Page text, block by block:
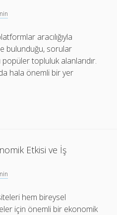
aracılığıyla
bulunduğu, sorular
popüler topluluk alanlarıdır.
hala önemli bir yer
Etkisi ve İş
hem bireysel
için önemli bir ekonomik